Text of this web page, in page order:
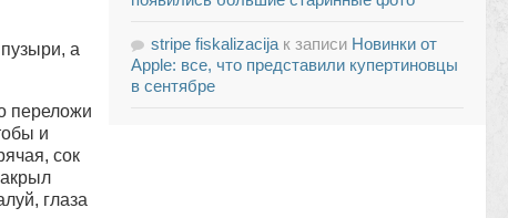
а
переложи
и
сок
глаза
stripe fiskalizacija к записи Новинки от
Apple: все, что представили купертиновцы
в сентябре